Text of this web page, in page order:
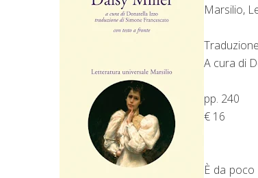
Marsilio,
A cura di
pp. 240
€ 16
È da